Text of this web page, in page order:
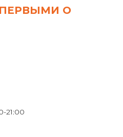
О
21:00